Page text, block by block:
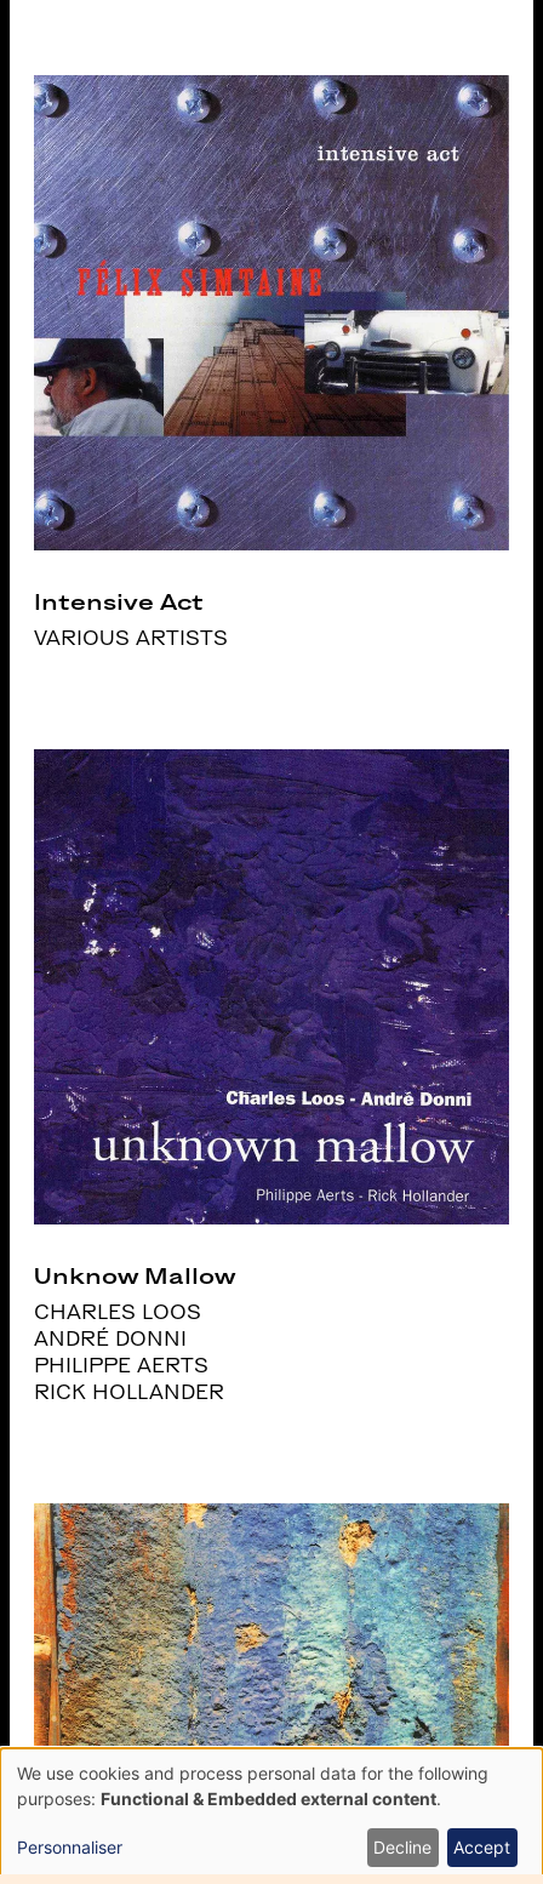
Intensive Act
VARIOUS ARTISTS
Unknow Mallow
CHARLES LOOS
ANDRÉ DONNI
PHILIPPE AERTS
RICK HOLLANDER
Use
of
personal
data
We use cookies and process personal data for the following
purposes: Functional & Embedded external content.
Personnaliser Decline Accept